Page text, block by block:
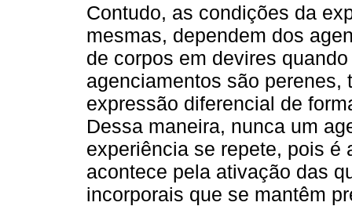
Contudo, as condições da
mesmas, dependem dos
de corpos em devires
agenciamentos são perenes,
expressão diferencial de
Dessa maneira, nunca um
experiência se repete, pois é
acontece pela ativação das
incorporais que se mantêm